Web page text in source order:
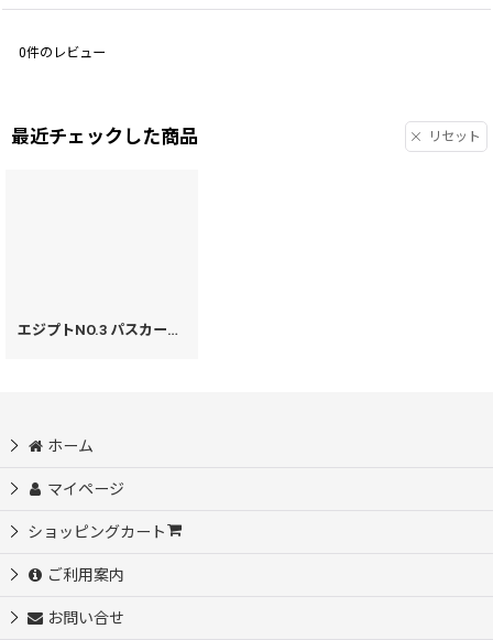
0件のレビュー
最近チェックした商品 リセット
エジプトNO.3 パスカードホルダー［t］
ホーム
マイページ
ショッピングカート
ご利用案内
お問い合せ